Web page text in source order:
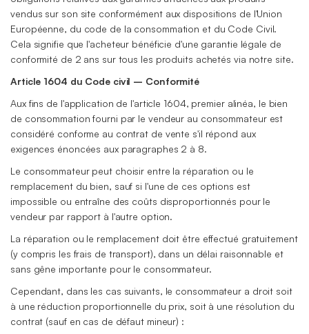
vendus sur son site conformément aux dispositions de l'Union
Européenne, du code de la consommation et du Code Civil.
Cela signifie que l'acheteur bénéficie d'une garantie légale de
conformité de 2 ans sur tous les produits achetés via notre site.
Article 1604 du Code civil – Conformité
Aux fins de l'application de l'article 1604, premier alinéa, le bien
de consommation fourni par le vendeur au consommateur est
considéré conforme au contrat de vente s'il répond aux
exigences énoncées aux paragraphes 2 à 8.
Le consommateur peut choisir entre la réparation ou le
remplacement du bien, sauf si l'une de ces options est
impossible ou entraîne des coûts disproportionnés pour le
vendeur par rapport à l'autre option.
La réparation ou le remplacement doit être effectué gratuitement
(y compris les frais de transport), dans un délai raisonnable et
sans gêne importante pour le consommateur.
Cependant, dans les cas suivants, le consommateur a droit soit
à une réduction proportionnelle du prix, soit à une résolution du
contrat (sauf en cas de défaut mineur) :